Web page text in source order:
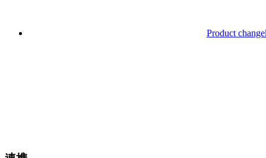
Product